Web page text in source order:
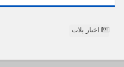
اخبار پلات